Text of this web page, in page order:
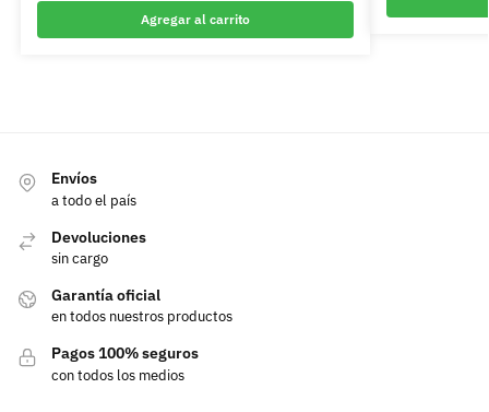
Agregar al carrito
Envíos
a todo el país
Devoluciones
sin cargo
Garantía oficial
en todos nuestros productos
Pagos 100% seguros
con todos los medios